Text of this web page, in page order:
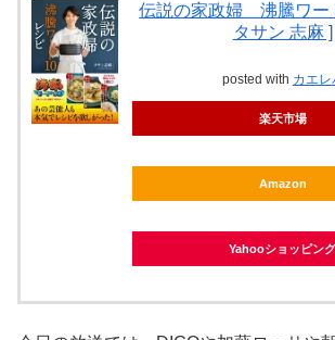
伝説の家政婦 沸騰ワー
タサン 志麻 ]
posted with カエレ
楽天市場
Amazon
Yahooショッピン